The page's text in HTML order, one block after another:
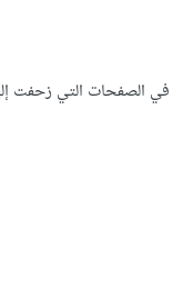
في الصفحات التي